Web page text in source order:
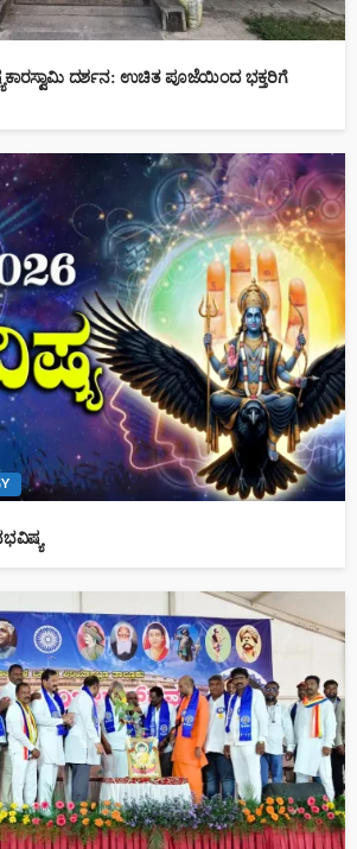
ದರ್ಶನ: ಉಚಿತ ಪೂಜೆಯಿಂದ ಭಕ್ತರಿಗೆ